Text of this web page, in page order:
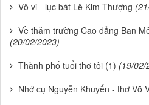
Vô vi - lục bát Lê Kim Thượng
Về thăm trường Cao đẳng Ban
(20/02/2023)
Thành phố tuổi thơ tôi (1) (19/02/
Nhớ cụ Nguyễn Khuyến - thơ Võ